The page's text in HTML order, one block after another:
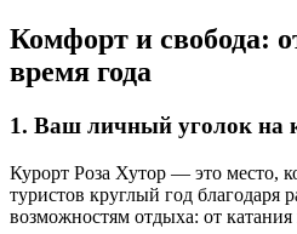
Комфорт и свобода:
время года
1. Ваш личный уголок на
Курорт Роза Хутор — это место,
туристов круглый год благодаря
возможностям отдыха: от